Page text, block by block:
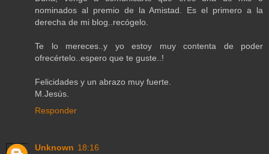
nominados al premio de la Amistad. Es el primero a la
derecha de mi blog..recógelo.
Te lo mereces..y yo estoy muy contenta de poder
ofrecértelo..espero que te guste..!
Felicidades y un abrazo muy fuerte.
M.Jesús.
Responder
Unknown 18:16